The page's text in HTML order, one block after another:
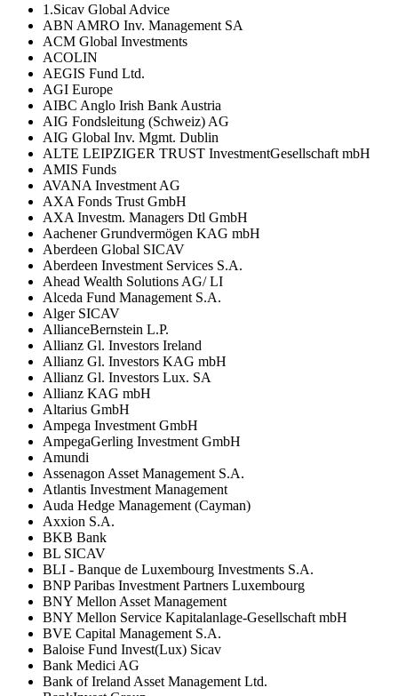
1.Sicav Global Advice
ABN AMRO Inv. Management SA
ACM Global Investments
ACOLIN
AEGIS Fund Ltd.
AGI Europe
AIBC Anglo Irish Bank Austria
AIG Fondsleitung (Schweiz) AG
AIG Global Inv. Mgmt. Dublin
ALTE LEIPZIGER TRUST InvestmentGesellschaft mbH
AMIS Funds
AVANA Investment AG
AXA Fonds Trust GmbH
AXA Investm. Managers Dtl GmbH
Aachener Grundvermögen KAG mbH
Aberdeen Global SICAV
Aberdeen Investment Services S.A.
Ahead Wealth Solutions AG/ LI
Alceda Fund Management S.A.
Alger SICAV
AllianceBernstein L.P.
Allianz Gl. Investors Ireland
Allianz Gl. Investors KAG mbH
Allianz Gl. Investors Lux. SA
Allianz KAG mbH
Altarius GmbH
Ampega Investment GmbH
AmpegaGerling Investment GmbH
Amundi
Assenagon Asset Management S.A.
Atlantis Investment Management
Auda Hedge Management (Cayman)
Axxion S.A.
BKB Bank
BL SICAV
BLI - Banque de Luxembourg Investments S.A.
BNP Paribas Investment Partners Luxembourg
BNY Mellon Asset Management
BNY Mellon Service Kapitalanlage-Gesellschaft mbH
BVE Capital Management S.A.
Baloise Fund Invest(Lux) Sicav
Bank Medici AG
Bank of Ireland Asset Management Ltd.